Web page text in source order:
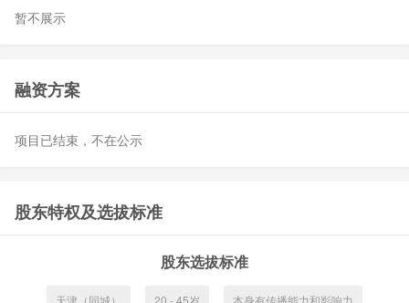
暂不展示
融资方案
项目已结束，不在公示
股东特权及选拔标准
股东选拔标准